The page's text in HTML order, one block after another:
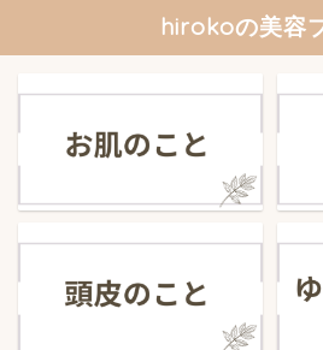
hirokoの美容